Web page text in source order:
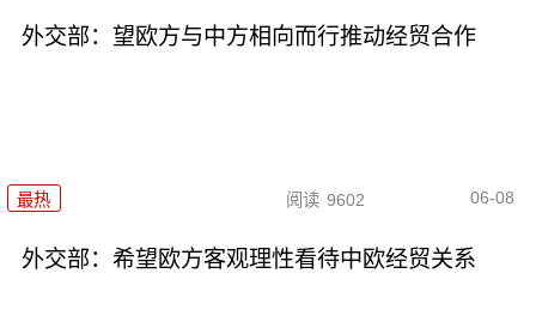
外交部：望欧方与中方相向而行推动经贸合作
最热 阅读 9602 06-08
外交部：希望欧方客观理性看待中欧经贸关系